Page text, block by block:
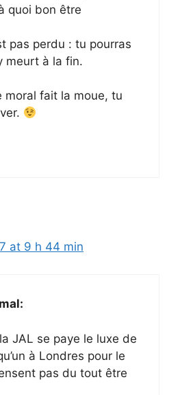
quoi bon être
pas perdu : tu pourras
meurt à la fin.
moral fait la moue, tu
at 9 h 44 min
JAL se paye le luxe de
à Londres pour le
pas du tout être